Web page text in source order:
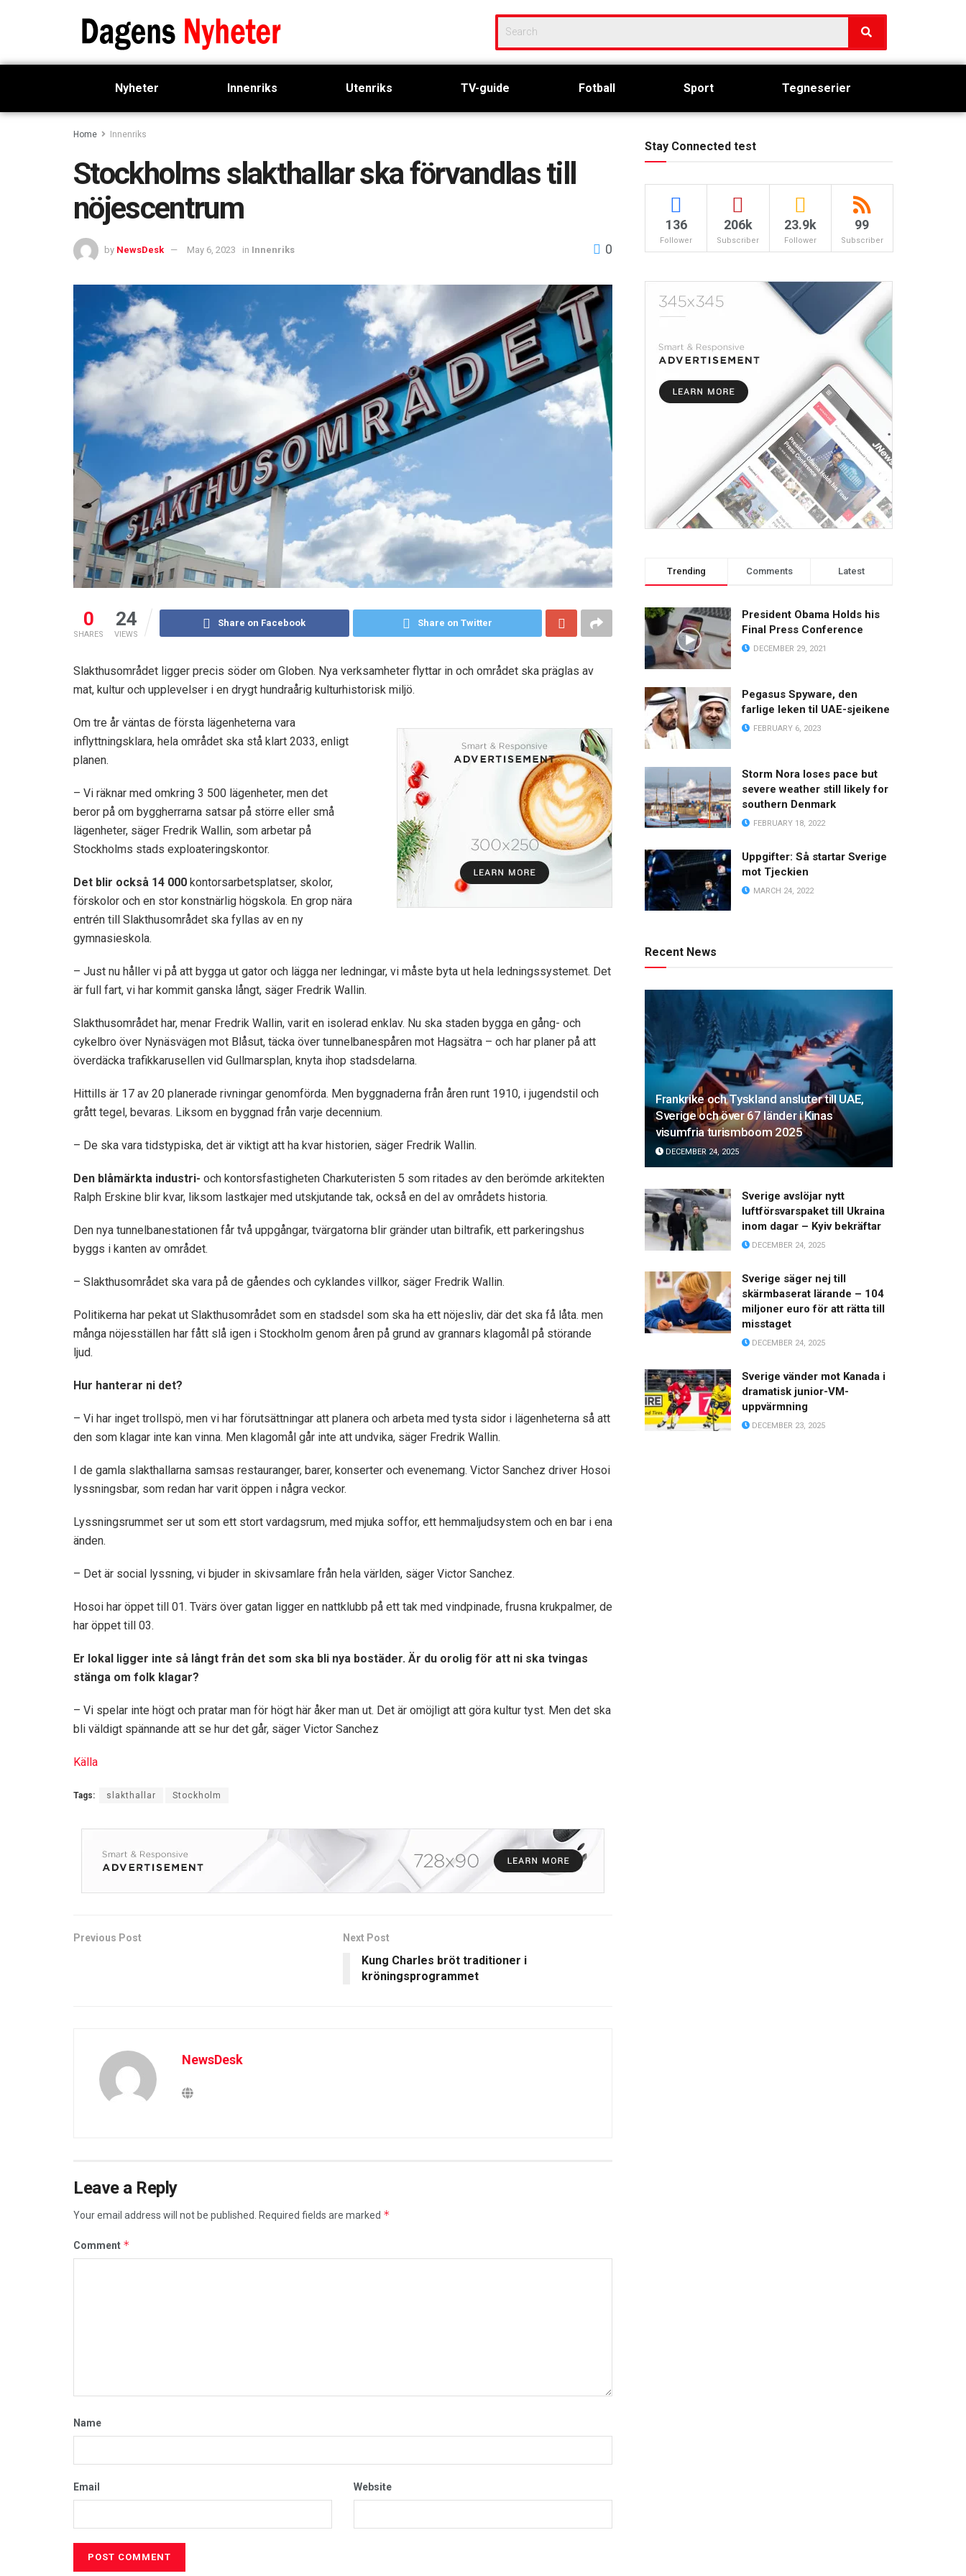
Nyheter Innenriks Utenriks TV-guide Fotball Sport Tegneserier
Home Innenriks
Stockholms slakthallar ska förvandlas till
nöjescentrum
by NewsDesk May 6, 2023 in Innenriks 0
0
SHARES
24
VIEWS
Share on Facebook Share on Twitter
Slakthusområdet ligger precis söder om Globen. Nya verksamheter flyttar in och området ska präglas av
mat, kultur och upplevelser i en drygt hundraårig kulturhistorisk miljö.
Om tre år väntas de första lägenheterna vara
inflyttningsklara, hela området ska stå klart 2033, enligt
planen.
– Vi räknar med omkring 3 500 lägenheter, men det
beror på om byggherrarna satsar på större eller små
lägenheter, säger Fredrik Wallin, som arbetar på
Stockholms stads exploateringskontor.
Det blir också 14 000 kontorsarbetsplatser, skolor,
förskolor och en stor konstnärlig högskola. En grop nära
entrén till Slakthusområdet ska fyllas av en ny
gymnasieskola.
– Just nu håller vi på att bygga ut gator och lägga ner ledningar, vi måste byta ut hela ledningssystemet. Det
är full fart, vi har kommit ganska långt, säger Fredrik Wallin.
Slakthusområdet har, menar Fredrik Wallin, varit en isolerad enklav. Nu ska staden bygga en gång- och
cykelbro över Nynäsvägen mot Blåsut, täcka över tunnelbanespåren mot Hagsätra – och har planer på att
överdäcka trafikkarusellen vid Gullmarsplan, knyta ihop stadsdelarna.
Hittills är 17 av 20 planerade rivningar genomförda. Men byggnaderna från åren runt 1910, i jugendstil och
grått tegel, bevaras. Liksom en byggnad från varje decennium.
– De ska vara tidstypiska, det är viktigt att ha kvar historien, säger Fredrik Wallin.
Den blåmärkta industri- och kontorsfastigheten Charkuteristen 5 som ritades av den berömde arkitekten
Ralph Erskine blir kvar, liksom lastkajer med utskjutande tak, också en del av områdets historia.
Den nya tunnelbanestationen får två uppgångar, tvärgatorna blir gränder utan biltrafik, ett parkeringshus
byggs i kanten av området.
– Slakthusområdet ska vara på de gåendes och cyklandes villkor, säger Fredrik Wallin.
Politikerna har pekat ut Slakthusområdet som en stadsdel som ska ha ett nöjesliv, där det ska få låta. men
många nöjesställen har fått slå igen i Stockholm genom åren på grund av grannars klagomål på störande
ljud.
Hur hanterar ni det?
– Vi har inget trollspö, men vi har förutsättningar att planera och arbeta med tysta sidor i lägenheterna så att
den som klagar inte kan vinna. Men klagomål går inte att undvika, säger Fredrik Wallin.
I de gamla slakthallarna samsas restauranger, barer, konserter och evenemang. Victor Sanchez driver Hosoi
lyssningsbar, som redan har varit öppen i några veckor.
Lyssningsrummet ser ut som ett stort vardagsrum, med mjuka soffor, ett hemmaljudsystem och en bar i ena
änden.
– Det är social lyssning, vi bjuder in skivsamlare från hela världen, säger Victor Sanchez.
Hosoi har öppet till 01. Tvärs över gatan ligger en nattklubb på ett tak med vindpinade, frusna krukpalmer, de
har öppet till 03.
Er lokal ligger inte så långt från det som ska bli nya bostäder. Är du orolig för att ni ska tvingas
stänga om folk klagar?
– Vi spelar inte högt och pratar man för högt här åker man ut. Det är omöjligt att göra kultur tyst. Men det ska
bli väldigt spännande att se hur det går, säger Victor Sanchez
Källa
Tags: slakthallar Stockholm
Previous Post Next Post
Kung Charles bröt traditioner i
kröningsprogrammet
NewsDesk
Leave a Reply
Your email address will not be published. Required fields are marked *
Comment *
Name
Email Website
Stay Connected test
136
Follower
206k
Subscriber
23.9k
Follower
99
Subscriber
Trending Comments Latest
President Obama Holds his
Final Press Conference
DECEMBER 29, 2021
Pegasus Spyware, den
farlige leken til UAE-sjeikene
FEBRUARY 6, 2023
Storm Nora loses pace but
severe weather still likely for
southern Denmark
FEBRUARY 18, 2022
Uppgifter: Så startar Sverige
mot Tjeckien
MARCH 24, 2022
Recent News
Frankrike och Tyskland ansluter till UAE,
Sverige och över 67 länder i Kinas
visumfria turismboom 2025
DECEMBER 24, 2025
Sverige avslöjar nytt
luftförsvarspaket till Ukraina
inom dagar – Kyiv bekräftar
DECEMBER 24, 2025
Sverige säger nej till
skärmbaserat lärande – 104
miljoner euro för att rätta till
misstaget
DECEMBER 24, 2025
Sverige vänder mot Kanada i
dramatisk junior-VM-
uppvärmning
DECEMBER 23, 2025